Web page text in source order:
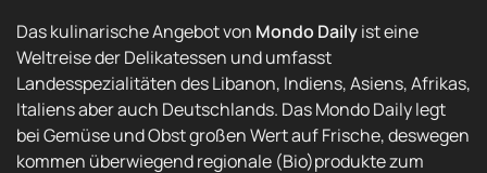
Das kulinarische Angebot von Mondo Dailyist eine
Weltreise der Delikatessen und umfasst
Landesspezialitäten des Libanon, Indiens, Asiens, Afrikas,
Italiens aber auch Deutschlands. Das Mondo Daily legt
bei Gemüse und Obst großen Wert auf Frische, deswegen
kommen überwiegend regionale (Bio)produkte zum